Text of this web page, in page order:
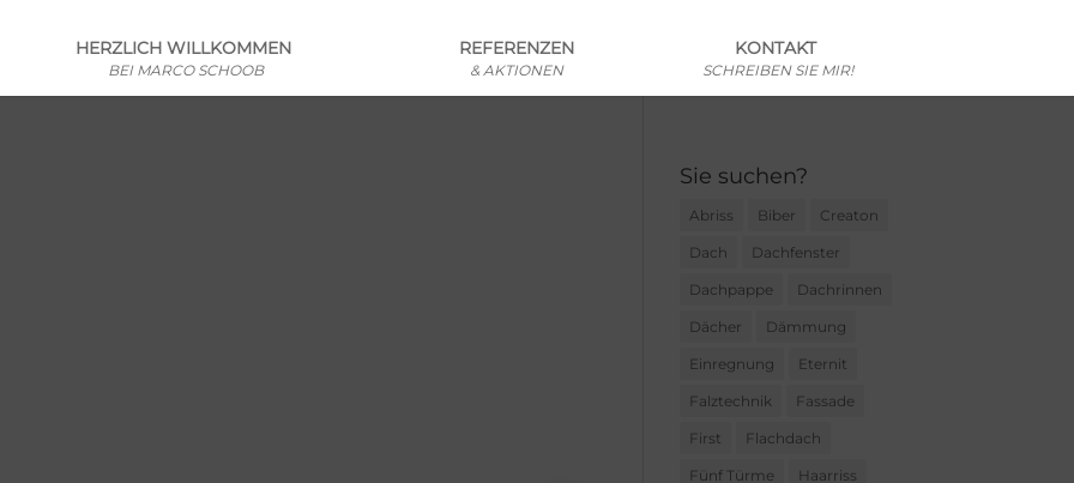
HERZLICH WILLKOMMEN
BEI MARCO SCHOOB
REFERENZEN
& AKTIONEN
KONTAKT
SCHREIBEN SIE MIR!
Sie suchen?
Abriss Biber Creaton
Dach Dachfenster
Dachpappe Dachrinnen
Dächer Dämmung
Einregnung Eternit
Falztechnik Fassade
First Flachdach
Fünf Türme Haarriss